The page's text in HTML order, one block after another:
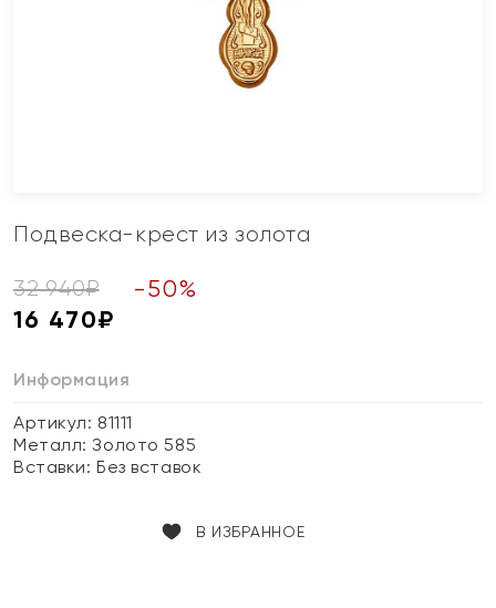
Подвеска-крест из золота
32 940₽ -50%
16 470₽
Информация
Артикул: 81111
Металл:Золото 585
Вставки:Без вставок
В ИЗБРАННОЕ